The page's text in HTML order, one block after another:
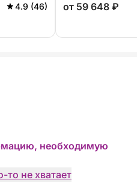
4.9 (46) от 59 648 ₽
необходимую
то не хватает